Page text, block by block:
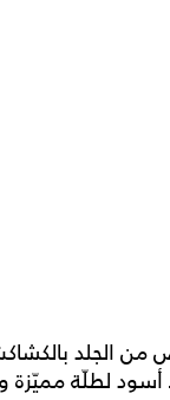
من الجلد
لطلّة مميّزة